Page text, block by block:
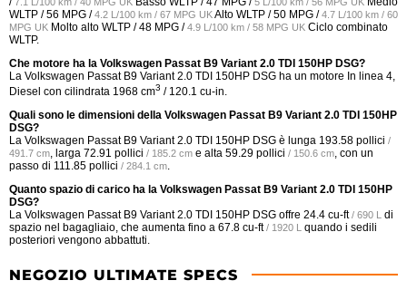
WLTP /56 MPG /4.2 L/100 km / 67 MPG UKAlto WLTP /50 MPG /4.7 L/100 km / 60
MPG UK Molto alto WLTP /48 MPG /4.9 L/100 km / 58 MPG UK Ciclo combinato
WLTP.
Che motore ha la Volkswagen Passat B9 Variant 2.0 TDI 150HP DSG?
La Volkswagen Passat B9 Variant 2.0 TDI 150HP DSG ha un motore In linea 4,
Diesel con cilindrata 1968 cm3 / 120.1 cu-in.
Quali sono le dimensioni della Volkswagen Passat B9 Variant 2.0 TDI 150HP
DSG?
La Volkswagen Passat B9 Variant 2.0 TDI 150HP DSG è lunga 193.58 pollici /
491.7 cm , larga 72.91 pollici / 185.2 cm e alta 59.29 pollici / 150.6 cm , con un
passo di 111.85 pollici / 284.1 cm
Quanto spazio di carico ha la Volkswagen Passat B9 Variant 2.0 TDI 150HP
DSG?
La Volkswagen Passat B9 Variant 2.0 TDI 150HP DSG offre 24.4 cu-ft / 690 L di
spazio nel bagagliaio, che aumenta fino a 67.8 cu-ft / 1920 L quando i sedili
posteriori vengono abbattuti.
NEGOZIO ULTIMATE SPECS